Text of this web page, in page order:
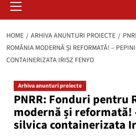
Menu
HOME ARHIVA ANUNTURI PROIECTE
ROMÂNIA MODERNĂ ȘI REFORMATĂ! –
CONTAINERIZATA IRISZ FENYO
Arhiva anunturi proiecte
PNRR: Fonduri pentru
modernă și reformată!
silvica containerizata